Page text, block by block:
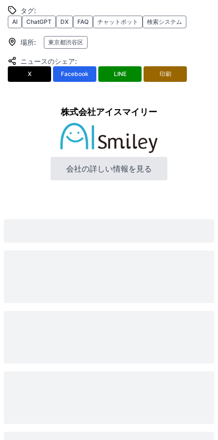
タグ:
AI ChatGPT DX FAQ チャットボット 検索システム
場所: 東京都渋谷区
ニュースのシェア:
X Facebook LINE 印刷
株式会社アイスマイリー
会社の詳しい情報を見る